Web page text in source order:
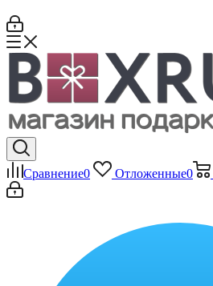
Сравнение0 Отложенные0